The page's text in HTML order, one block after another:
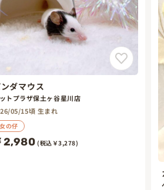
ダマウス
トプラザ保土ヶ谷星川店
05/15頃 生まれ
女の仔
2,980 (税込￥3,278)